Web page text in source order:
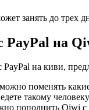
занять до
PayPal на
PayPal на киви,
поменять
такому
пополнить Qiwi с